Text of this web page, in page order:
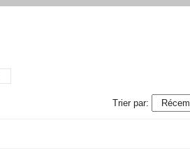
Trier par: